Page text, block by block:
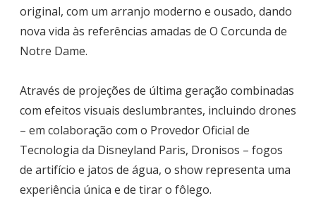
original, com um arranjo moderno e ousado, dando
nova vida às referências amadas de O Corcunda de
Notre Dame.
Através de projeções de última geração combinadas
com efeitos visuais deslumbrantes, incluindo drones
– em colaboração com o Provedor Oficial de
Tecnologia da Disneyland Paris, Dronisos – fogos
de artifício e jatos de água, o show representa uma
experiência única e de tirar o fôlego.